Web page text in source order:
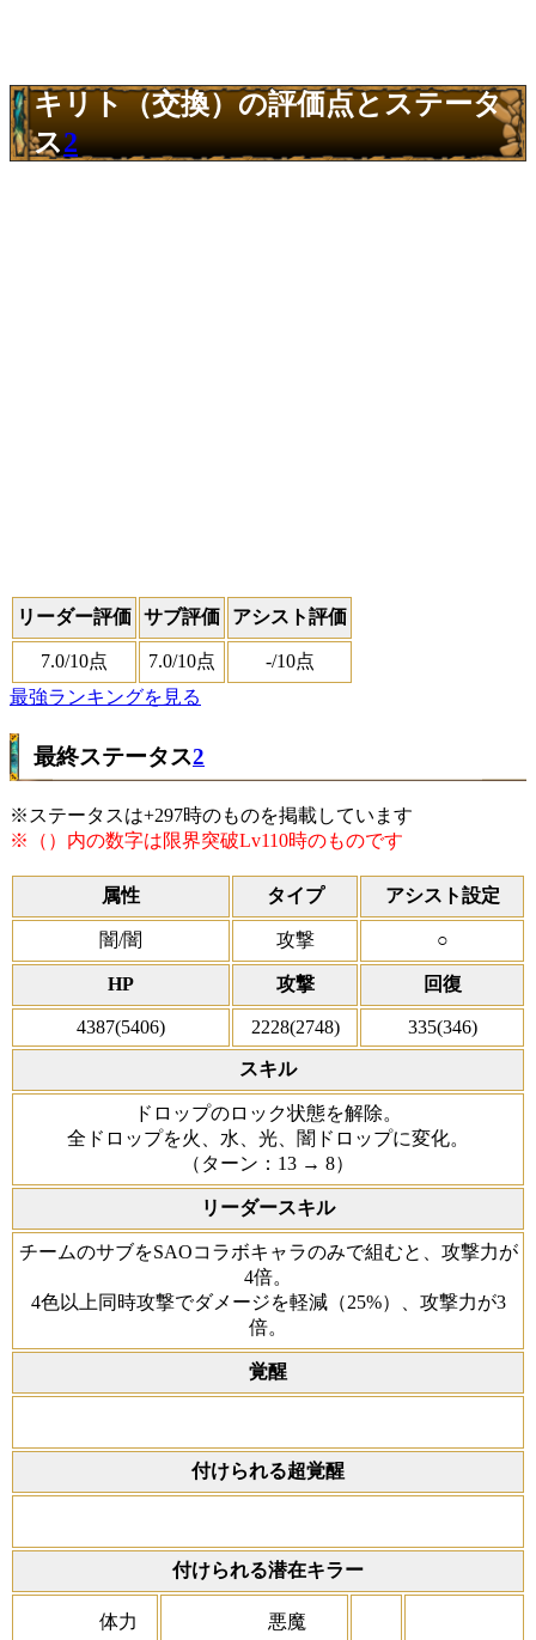
キリト（交換）の評価点とステータ
ス2
リーダー評価 サブ評価 アシスト評価
7.0/10点 7.0/10点 -/10点
最強ランキングを見る
最終ステータス2
※ステータスは+297時のものを掲載しています
※（）内の数字は限界突破Lv110時のものです
属性 タイプ アシスト設定
闇/闇 攻撃 ○
HP 攻撃 回復
4387(5406) 2228(2748) 335(346)
スキル
ドロップのロック状態を解除。
全ドロップを火、水、光、闇ドロップに変化。
（ターン：13 → 8）
リーダースキル
チームのサブをSAOコラボキャラのみで組むと、攻撃力が
4倍。
4色以上同時攻撃でダメージを軽減（25%）、攻撃力が3
倍。
覚醒
付けられる超覚醒
付けられる潜在キラー
体力 悪魔